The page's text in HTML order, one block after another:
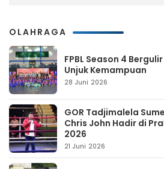
OLAHRAGA
FPBL Season 4
Unjuk Kemampuan
28 Juni 2026
GOR Tadjimalela
Chris John Hadir di
2026
21 Juni 2026